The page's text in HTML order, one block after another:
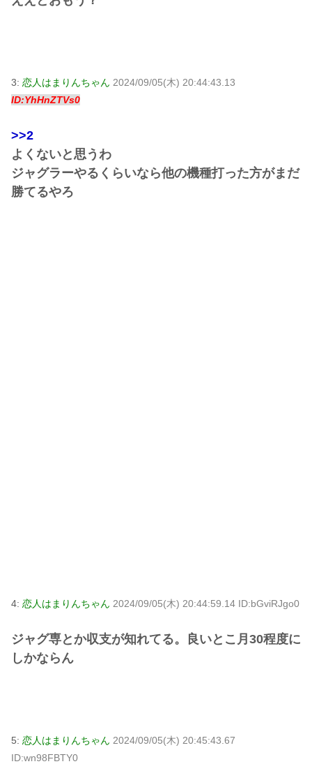
3: 恋人はまりんちゃん 2024/09/05(木) 20:44:43.13
ID:YhHnZTVs0
>>2
よくないと思うわ
ジャグラーやるくらいなら他の機種打った方がまだ
勝てるやろ
4: 恋人はまりんちゃん 2024/09/05(木) 20:44:59.14 ID:bGviRJgo0
ジャグ専とか収支が知れてる。良いとこ月30程度に
しかならん
5: 恋人はまりんちゃん 2024/09/05(木) 20:45:43.67
ID:wn98FBTY0